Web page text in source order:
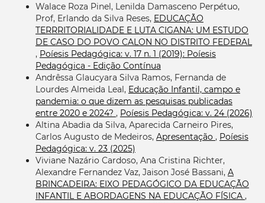
Walace Roza Pinel, Lenilda Damasceno Perpétuo,
Prof, Erlando da Silva Reses, EDUCAÇÃO
TERRRITORIALIDADE E LUTA CIGANA: UM ESTUDO
DE CASO DO POVO CALON NO DISTRITO FEDERAL
, Poíesis Pedagógica: v. 17 n. 1 (2019): Poíesis
Pedagógica - Edição Contínua
Andrêssa Glaucyara Silva Ramos, Fernanda de
Lourdes Almeida Leal, Educação Infantil, campo e
pandemia: o que dizem as pesquisas publicadas
entre 2020 e 2024? , Poíesis Pedagógica: v. 24 (2026)
Altina Abadia da Silva, Aparecida Carneiro Pires,
Carlos Augusto de Medeiros, Apresentação , Poíesis
Pedagógica: v. 23 (2025)
Viviane Nazário Cardoso, Ana Cristina Richter,
Alexandre Fernandez Vaz, Jaison José Bassani, A
BRINCADEIRA: EIXO PEDAGÓGICO DA EDUCAÇÃO
INFANTIL E ABORDAGENS NA EDUCAÇÃO FÍSICA ,